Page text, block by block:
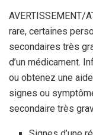
AVERTISSEMENT/
rare, certaines
secondaires très
d’un médicament.
ou obtenez une
signes ou
secondaire très